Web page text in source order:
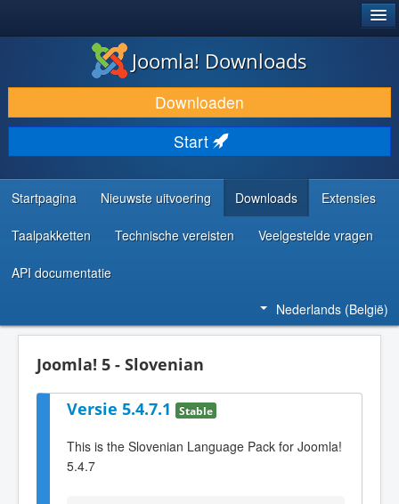
DOWNLOAD & BREID UIT
ONTDEK & LEER
COMMUNITY & ONDERSTEUNING
ONTWIKKELAARSBRONNEN
Joomla! Downloads
Downloaden
Start
Startpagina Nieuwste uitvoering Downloads Extensies
Taalpakketten Technische vereisten Veelgestelde vragen
API documentatie
Nederlands (België)
Joomla! 5 - Slovenian
Versie 5.4.7.1 Stable
This is the Slovenian Language Pack for Joomla!
5.4.7